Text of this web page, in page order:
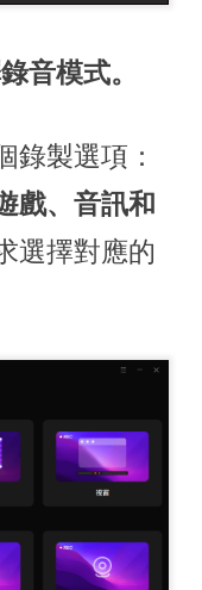
音模式。
錄製選項：
戲、音訊和
選擇對應的